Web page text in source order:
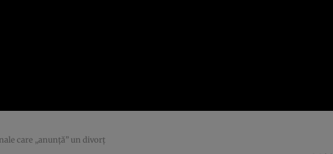
care „anunță” un divorț